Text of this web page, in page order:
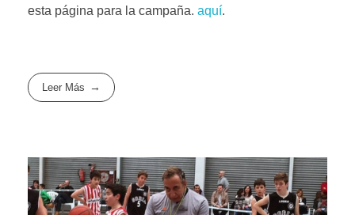
esta página para la campaña. aquí.
Leer Más